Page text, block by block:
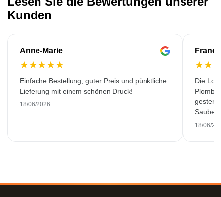
Kunden
Anne-Marie
★★★★★
Einfache Bestellung, guter Preis und pünktliche
Lieferung mit einem schönen Druck!
18/06/2026
★★
Die
gestern
18/06/